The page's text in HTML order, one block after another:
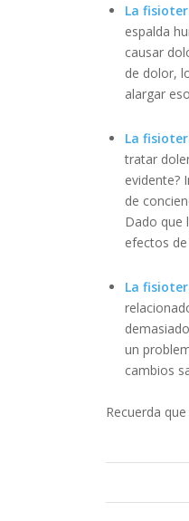
La
espalda
causar
de dolor,
alargar
La
tratar
evidente?
de
Dado que
efectos
La
un
cambios
Recuerda